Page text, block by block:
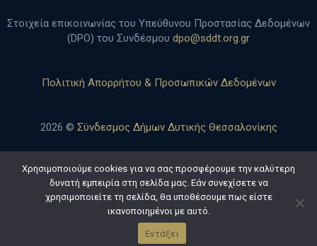
Στοιχεία επικοινωνίας του Υπεύθυνου Προστασίας Δεδομένων
(DPO) του Συνδέσμου dpo@sddt.org.gr
Πολιτική Απορρήτου & Προσωπικών Δεδομένων
2026 © Σύνδεσμος Δήμων Δυτικής Θεσσαλονίκης
Developed byMyCompany Projects
Χρησιμοποιούμε cookies για να σας προσφέρουμε την καλύτερη
δυνατή εμπειρία στη σελίδα μας. Εάν συνεχίσετε να
χρησιμοποιείτε τη σελίδα, θα υποθέσουμε πως είστε
ικανοποιημένοι με αυτό.
Εντάξει